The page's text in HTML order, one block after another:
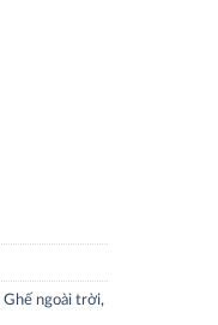
Ghế ngoài trời,